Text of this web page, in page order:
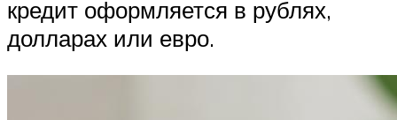
кредит оформляется в рублях,
долларах или евро.